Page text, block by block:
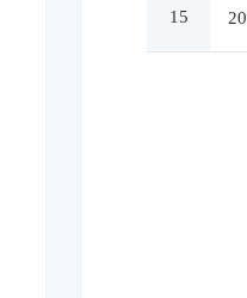
15